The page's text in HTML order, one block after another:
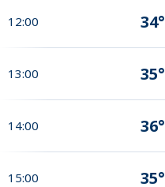
12:00 34°
13:00 35°
14:00 36°
15:00 35°